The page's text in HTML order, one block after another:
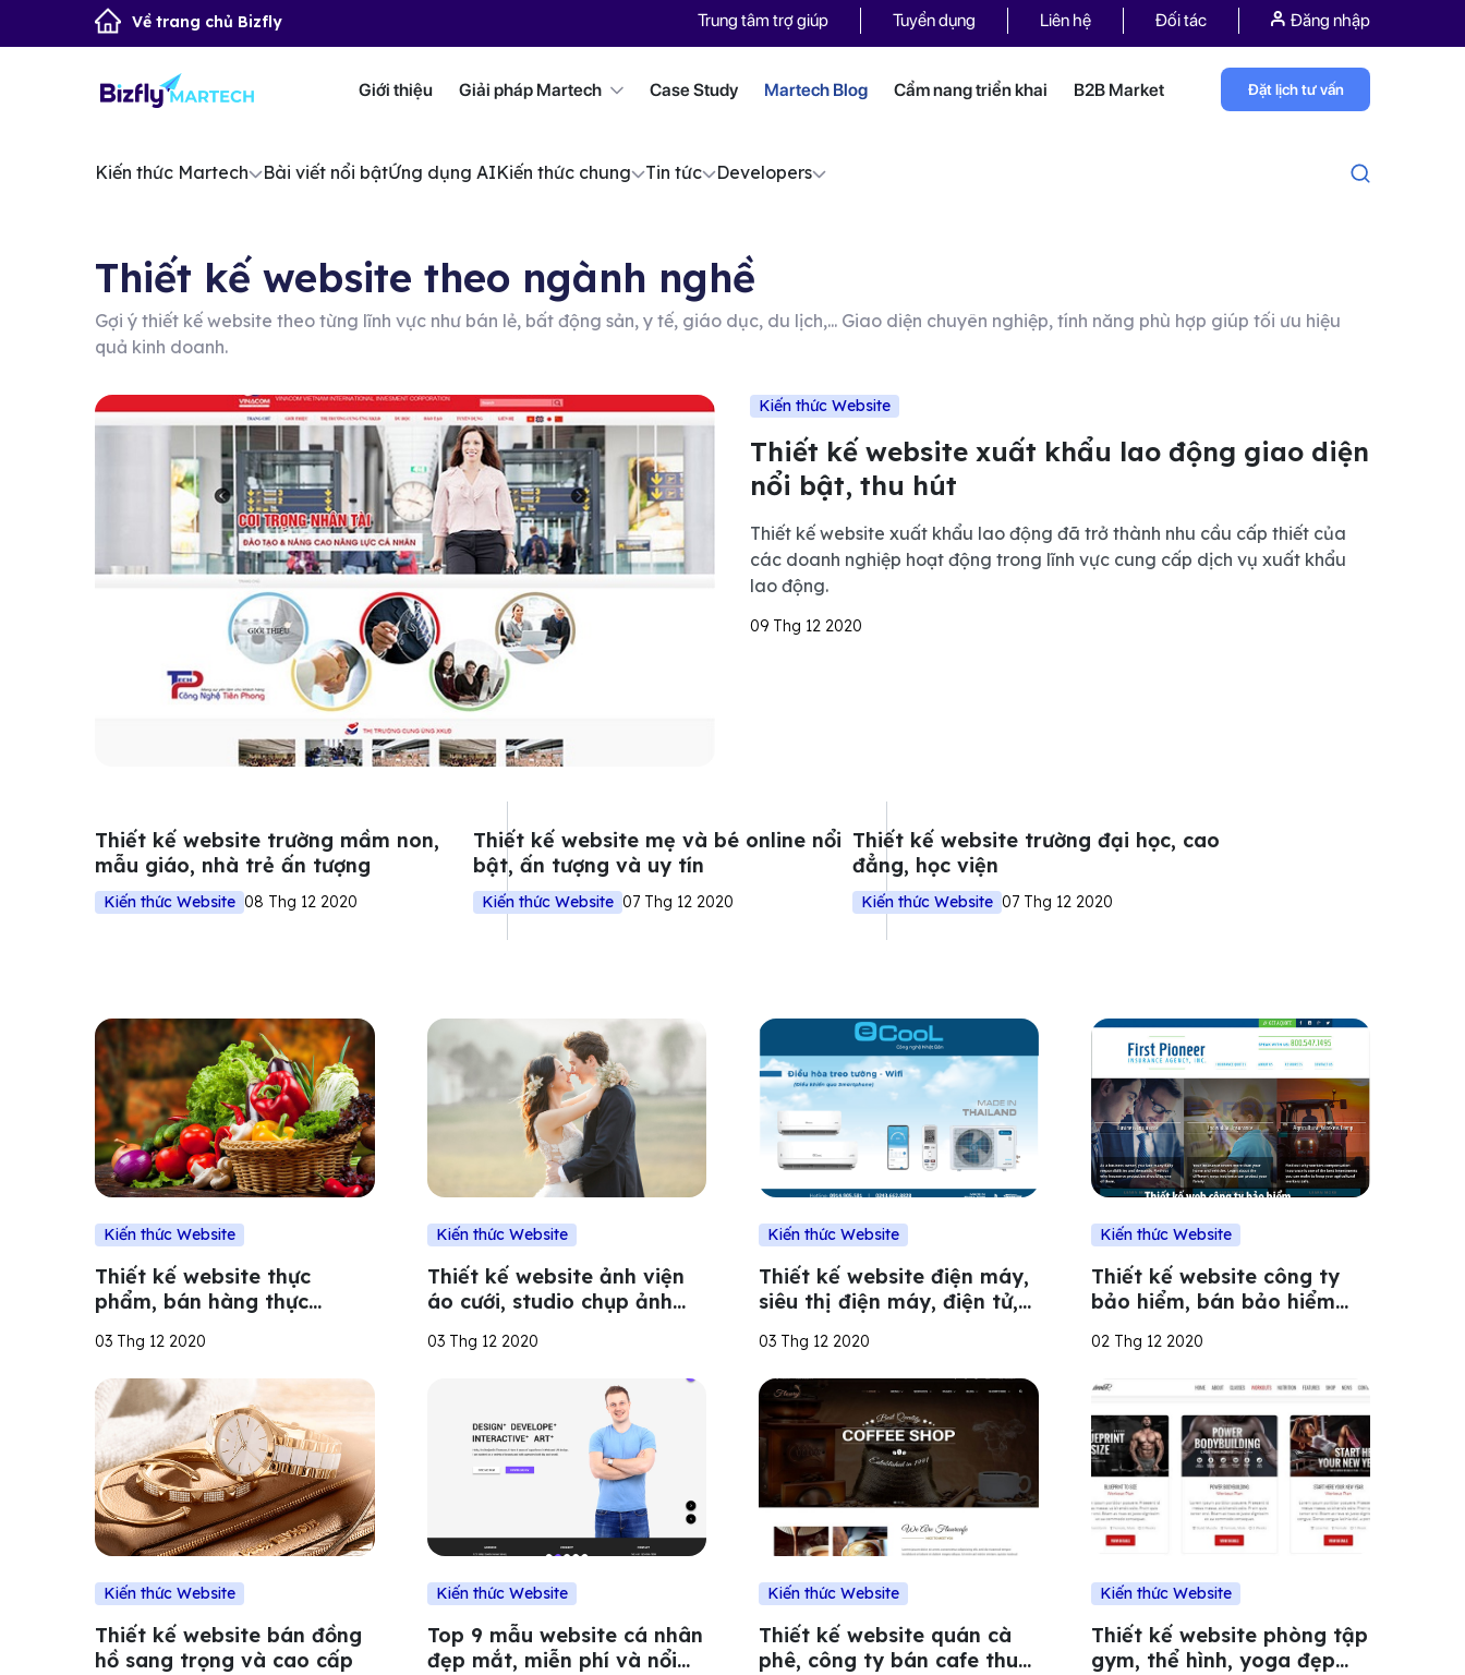
Về trang chủ Bizfly Trung tâm trợ giúp Tuyển dụng Liên hệ Đối tác Đăng nhập
Giới thiệu Giải pháp Martech Case Study Martech Blog Cẩm nang triển khai B2B Market Đặt lịch tư vấn
Kiến thức Martech Bài viết nổi bậtỨng dụng AIKiến thức chung Tin tức Developers
Thiết kế website theo ngành nghề
Gợi ý thiết kế website theo từng lĩnh vực như bán lẻ, bất động sản, y tế, giáo dục, du lịch,... Giao diện chuyên nghiệp, tính năng phù hợp giúp tối ưu hiệu
quả kinh doanh.
Kiến thức Website
Thiết kế website xuất khẩu lao động giao diện
nổi bật, thu hút
Thiết kế website xuất khẩu lao động đã trở thành nhu cầu cấp thiết của
các doanh nghiệp hoạt động trong lĩnh vực cung cấp dịch vụ xuất khẩu
lao động.
09 Thg 12 2020
Thiết kế website trường mầm non,
mẫu giáo, nhà trẻ ấn tượng
Kiến thức Website 08 Thg 12 2020
Thiết kế website mẹ và bé online nổi
bật, ấn tượng và uy tín
Kiến thức Website 07 Thg 12 2020
Thiết kế website trường đại học, cao
đẳng, học viện
Kiến thức Website 07 Thg 12 2020
Kiến thức Website
Thiết kế website thực
phẩm, bán hàng thực
03 Thg 12 2020
Kiến thức Website
Thiết kế website ảnh viện
áo cưới, studio chụp ảnh
03 Thg 12 2020
Kiến thức Website
Thiết kế website điện máy,
siêu thị điện máy, điện tử,
03 Thg 12 2020
Kiến thức Website
Thiết kế website công ty
bảo hiểm, bán bảo hiểm
02 Thg 12 2020
Kiến thức Website
Thiết kế website bán đồng
hồ sang trọng và cao cấp
Kiến thức Website
Top 9 mẫu website cá nhân
đẹp mắt, miễn phí và nổi
Kiến thức Website
Thiết kế website quán cà
phê, công ty bán cafe thu
Kiến thức Website
Thiết kế website phòng tập
gym, thể hình, yoga đẹp